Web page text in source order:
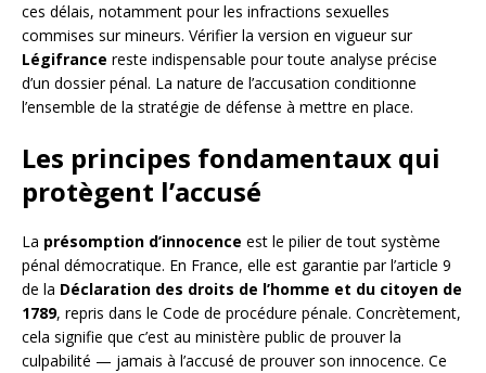
ces délais, notamment pour les infractions sexuelles
commises sur mineurs. Vérifier la version en vigueur sur
Légifrance reste indispensable pour toute analyse précise
d’un dossier pénal. La nature de l’accusation conditionne
l’ensemble de la stratégie de défense à mettre en place.
Les principes fondamentaux qui
protègent l’accusé
La présomption d’innocence est le pilier de tout système
pénal démocratique. En France, elle est garantie par l’article 9
de la Déclaration des droits de l’homme et du citoyen de
1789, repris dans le Code de procédure pénale. Concrètement,
cela signifie que c’est au ministère public de prouver la
culpabilité — jamais à l’accusé de prouver son innocence. Ce